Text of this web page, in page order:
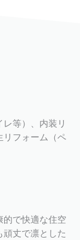
等）、内装リ
リフォーム（ペ
で快適な住空
丈で凛とした